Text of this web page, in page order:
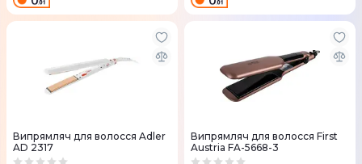
Випрямляч для волосся Adler
AD 2317
Випрямляч для волосся First
Austria FA-5668-3